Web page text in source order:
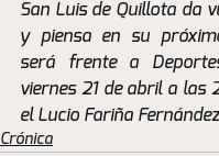
San Luis de Quillota da
y piensa en su
será frente a
viernes 21 de abril a las
el Lucio Fariña
Crónica